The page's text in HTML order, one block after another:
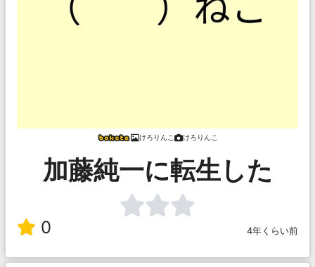
けろりんこ けろりんこ
加藤純一に転生した
0 4年くらい前